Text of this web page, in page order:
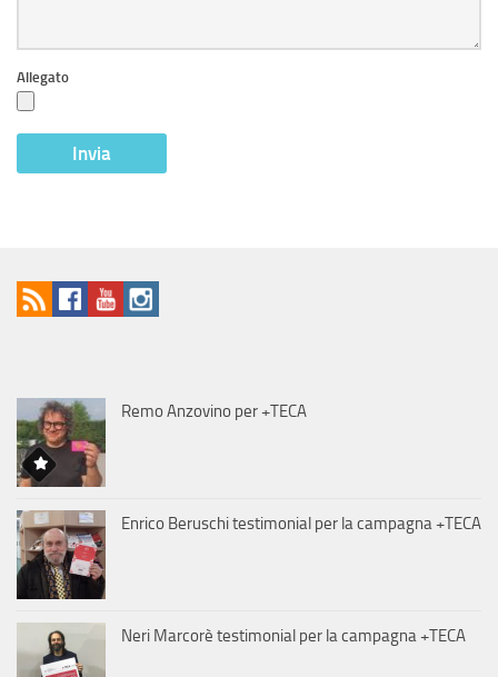
Allegato
Remo Anzovino per +TECA
Enrico Beruschi testimonial per la campagna +TECA
Neri Marcorè testimonial per la campagna +TECA